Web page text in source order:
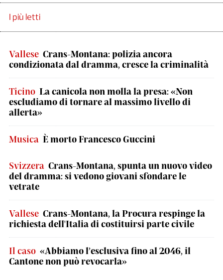
I più letti
Vallese Crans-Montana: polizia ancora
condizionata dal dramma, cresce la criminalità
Ticino La canicola non molla la presa: «Non
escludiamo di tornare al massimo livello di
allerta»
Musica È morto Francesco Guccini
Svizzera Crans-Montana, spunta un nuovo video
del dramma: si vedono giovani sfondare le
vetrate
Vallese Crans-Montana, la Procura respinge la
richiesta dell'Italia di costituirsi parte civile
Il caso «Abbiamo l’esclusiva fino al 2046, il
Cantone non può revocarla»